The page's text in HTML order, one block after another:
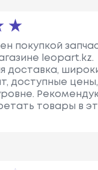
покупкой
leopart.kz.
доставка,
доступные
товары в